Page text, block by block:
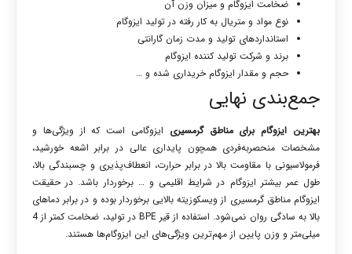
ضخامت ایزوگام و میزان وزن آن
نوع مواد و متریال به کار رفته در تولید ایزوگام
استانداردهای تولید و مدت زمان گارانتی
برند و شرکت تولید کننده ایزوگام
حجم و مقدار ایزوگام خریداری شده و …
جمع‌بندی نهایی
بهترین ایزوگام برای مناطق گرمسیری ایزوگامی است که از ویژگی‌ها و
مشخصات منحصربه‌فردی همچون پایداری عالی در برابر اشعه خورشید،
فرمولاسیونی با مقاومت بالا در برابر حرارت، انعطاف‌پذیری و چسبندگی بالا،
طول عمر بیشتر ایزوگام در شرایط اقلیمی و … برخوردار باشد. در حقیقت
ایزوگام مناطق گرمسیری از ویسکوزیته بالایی برخوردار بوده و در برابر دماهای
بالا به سادگی روان نمی‌شود. استفاده از قیر BPE در تولید، ضخامت کمتر از 4
میلی‌متر و وزن پایین از مهم‌ترین ویژگی‌های این ایزوگام‌ها هستند.